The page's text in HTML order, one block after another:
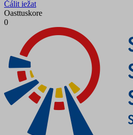
Čálit iežat
Oasttuskore
0